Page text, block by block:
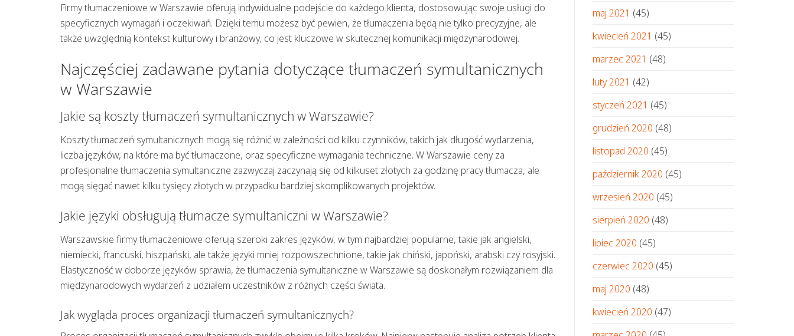
Firmy tłumaczeniowe w Warszawie oferują indywidualne podejście do każdego klienta, dostosowując swoje usługi do
specyficznych wymagań i oczekiwań. Dzięki temu możesz być pewien, że tłumaczenia będą nie tylko precyzyjne, ale
także uwzględnią kontekst kulturowy i branżowy, co jest kluczowe w skutecznej komunikacji międzynarodowej.
Najczęściej zadawane pytania dotyczące tłumaczeń symultanicznych
w Warszawie
Jakie są koszty tłumaczeń symultanicznych w Warszawie?
Koszty tłumaczeń symultanicznych mogą się różnić w zależności od kilku czynników, takich jak długość wydarzenia,
liczba języków, na które ma być tłumaczone, oraz specyficzne wymagania techniczne. W Warszawie ceny za
profesjonalne tłumaczenia symultaniczne zazwyczaj zaczynają się od kilkuset złotych za godzinę pracy tłumacza, ale
mogą sięgać nawet kilku tysięcy złotych w przypadku bardziej skomplikowanych projektów.
Jakie języki obsługują tłumacze symultaniczni w Warszawie?
Warszawskie firmy tłumaczeniowe oferują szeroki zakres języków, w tym najbardziej popularne, takie jak angielski,
niemiecki, francuski, hiszpański, ale także języki mniej rozpowszechnione, takie jak chiński, japoński, arabski czy rosyjski.
Elastyczność w doborze języków sprawia, że tłumaczenia symultaniczne w Warszawie są doskonałym rozwiązaniem dla
międzynarodowych wydarzeń z udziałem uczestników z różnych części świata.
Jak wygląda proces organizacji tłumaczeń symultanicznych?
maj 2021 (45)
kwiecień 2021 (45)
marzec 2021 (48)
luty 2021 (42)
styczeń 2021 (45)
grudzień 2020 (48)
listopad 2020 (45)
październik 2020 (45)
wrzesień 2020 (45)
sierpień 2020 (48)
lipiec 2020 (45)
czerwiec 2020 (45)
maj 2020 (48)
kwiecień 2020 (47)